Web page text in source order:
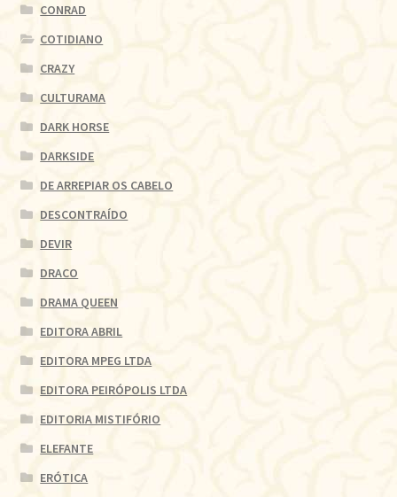
CONRAD
COTIDIANO
CRAZY
CULTURAMA
DARK HORSE
DARKSIDE
DE ARREPIAR OS CABELO
DESCONTRAÍDO
DEVIR
DRACO
DRAMA QUEEN
EDITORA ABRIL
EDITORA MPEG LTDA
EDITORA PEIRÓPOLIS LTDA
EDITORIA MISTIFÓRIO
ELEFANTE
ERÓTICA